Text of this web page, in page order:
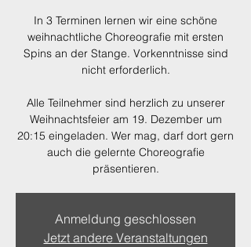
In 3 Terminen lernen wir eine schöne
weihnachtliche Choreografie mit ersten
Spins an der Stange. Vorkenntnisse sind
nicht erforderlich.
Alle Teilnehmer sind herzlich zu unserer
Weihnachtsfeier am 19. Dezember um
20:15 eingeladen. Wer mag, darf dort gern
auch die gelernte Choreografie
präsentieren.
Anmeldung geschlossen
Jetzt andere Veranstaltungen